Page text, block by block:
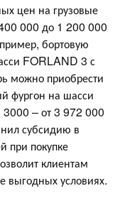
цен на грузовые
000 до 1 200 000
бортовую
FORLAND 3 с
можно приобрести
фургон на шасси
– от 3 972 000
субсидию в
при покупке
клиентам
выгодных условиях.